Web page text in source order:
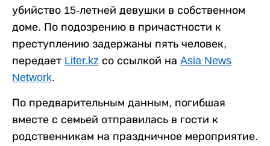
убийство 15-летней девушки в собственном
доме. По подозрению в причастности к
преступлению задержаны пять человек,
передает Liter.kz со ссылкой на Asia News
Network.
По предварительным данным, погибшая
вместе с семьей отправилась в гости к
родственникам на праздничное мероприятие.